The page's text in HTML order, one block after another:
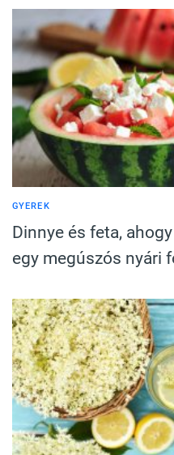
GYEREK
Dinnye és feta,
egy megúszós nyári